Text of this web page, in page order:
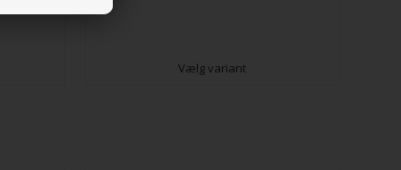
Vælg variant